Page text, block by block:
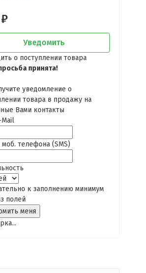
₽
Уведомить
о поступлении товара
принята!
уведомление о
товара в продажу на
Вами контакты
телефона (SMS)
к заполнению минимум
полей